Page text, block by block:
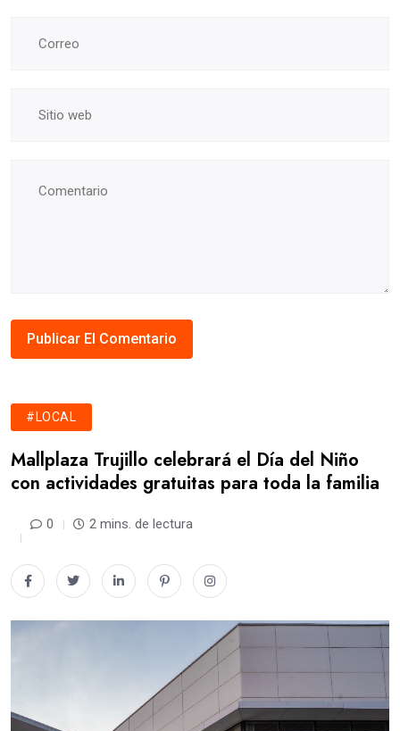
#LOCAL
Mallplaza Trujillo celebrará el Día del Niño
con actividades gratuitas para toda la familia
0 2 mins. de lectura